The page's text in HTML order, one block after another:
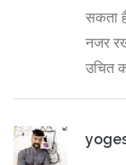
सकता
नजर
उचित